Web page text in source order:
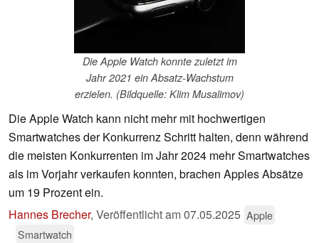
Die Apple Watch konnte zuletzt im
Jahr 2021 ein Absatz-Wachstum
erzielen. (Bildquelle: Klim Musalimov)
Die Apple Watch kann nicht mehr mit hochwertigen
Smartwatches der Konkurrenz Schritt halten, denn während
die meisten Konkurrenten im Jahr 2024 mehr Smartwatches
als im Vorjahr verkaufen konnten, brachen Apples Absätze
um 19 Prozent ein.
Hannes Brecher, Veröffentlicht am07.05.2025 Apple
Smartwatch